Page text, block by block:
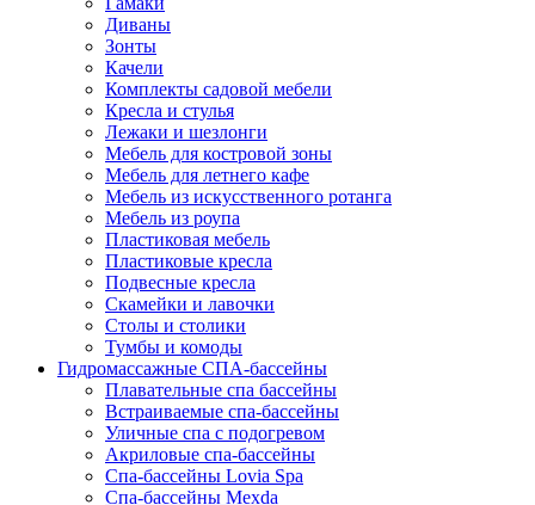
Диваны
Зонты
Качели
Комплекты садовой мебели
Кресла и стулья
Лежаки и шезлонги
Мебель для костровой зоны
Мебель для летнего кафе
Мебель из искусственного ротанга
Мебель из роупа
Пластиковая мебель
Пластиковые кресла
Подвесные кресла
Скамейки и лавочки
Столы и столики
Тумбы и комоды
Гидромассажные СПА-бассейны
Плавательные спа бассейны
Встраиваемые спа-бассейны
Уличные спа с подогревом
Акриловые спа-бассейны
Спа-бассейны Lovia Spa
Спа-бассейны Mexda